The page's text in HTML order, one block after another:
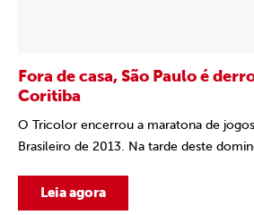
Fora de casa, São Paulo é
Coritiba
O Tricolor encerrou a maratona de
Brasileiro de 2013. Na tarde deste
Leia agora